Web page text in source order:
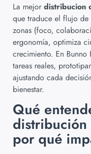
La mejor distribucion
que traduce el flujo
zonas (foco,
ergonomía, optimiza
crecimiento. En
tareas reales,
ajustando cada
bienestar.
Qué
por qué